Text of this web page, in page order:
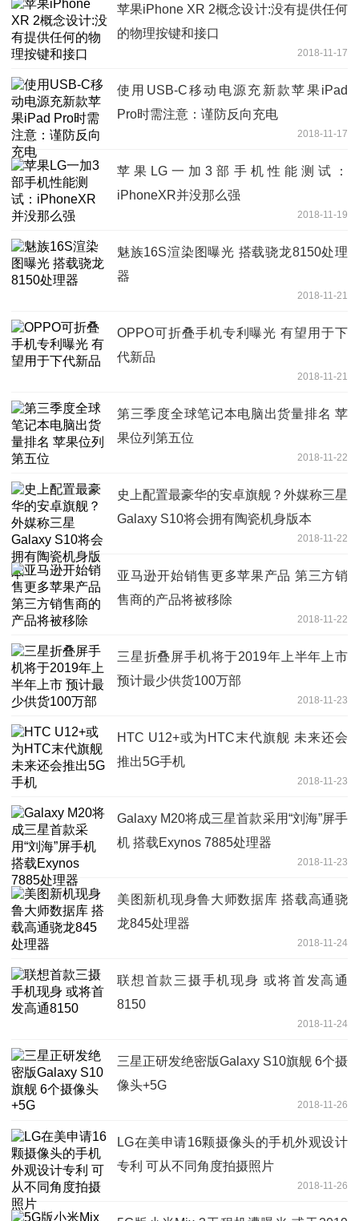
苹果iPhone XR 2概念设计:没有提供任何
的物理按键和接口
2018-11-17
使用USB-C移动电源充新款苹果iPad
Pro时需注意：谨防反向充电
2018-11-17
苹果LG一加3部手机性能测试：
iPhoneXR并没那么强
2018-11-19
魅族16S渲染图曝光 搭载骁龙8150处理
器
2018-11-21
OPPO可折叠手机专利曝光 有望用于下
代新品
2018-11-21
第三季度全球笔记本电脑出货量排名 苹
果位列第五位
2018-11-22
史上配置最豪华的安卓旗舰？外媒称三星
Galaxy S10将会拥有陶瓷机身版本
2018-11-22
亚马逊开始销售更多苹果产品 第三方销
售商的产品将被移除
2018-11-22
三星折叠屏手机将于2019年上半年上市
预计最少供货100万部
2018-11-23
HTC U12+或为HTC末代旗舰 未来还会
推出5G手机
2018-11-23
Galaxy M20将成三星首款采用“刘海”屏手
机 搭载Exynos 7885处理器
2018-11-23
美图新机现身鲁大师数据库 搭载高通骁
龙845处理器
2018-11-24
联想首款三摄手机现身 或将首发高通
8150
2018-11-24
三星正研发绝密版Galaxy S10旗舰 6个摄
像头+5G
2018-11-26
LG在美申请16颗摄像头的手机外观设计
专利 可从不同角度拍摄照片
2018-11-26